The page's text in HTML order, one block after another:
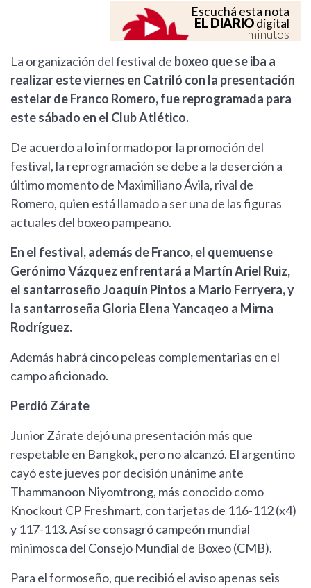
Escuchá esta nota
EL DIARIOdigital
minutos
La organización del festival de boxeo que se iba a
realizar este viernes en Catriló con la presentación
estelar de Franco Romero, fue reprogramada para
este sábado en el Club Atlético.
De acuerdo a lo informado por la promoción del
festival, la reprogramación se debe a la deserción a
último momento de Maximiliano Ávila, rival de
Romero, quien está llamado a ser una de las figuras
actuales del boxeo pampeano.
En el festival, además de Franco, el quemuense
Gerónimo Vázquez enfrentará a Martín Ariel Ruiz,
el santarroseño Joaquín Pintos a Mario Ferryera, y
la santarroseña Gloria Elena Yancaqeo a Mirna
Rodríguez.
Además habrá cinco peleas complementarias en el
campo aficionado.
Perdió Zárate
Junior Zárate dejó una presentación más que
respetable en Bangkok, pero no alcanzó. El argentino
cayó este jueves por decisión unánime ante
Thammanoon Niyomtrong, más conocido como
Knockout CP Freshmart, con tarjetas de 116-112 (x4)
y 117-113. Así se consagró campeón mundial
minimosca del Consejo Mundial de Boxeo (CMB).
Para el formoseño, que recibió el aviso apenas seis